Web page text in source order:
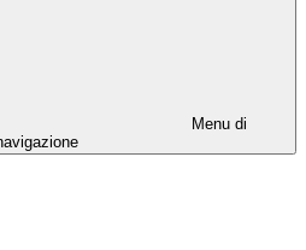
Menu di